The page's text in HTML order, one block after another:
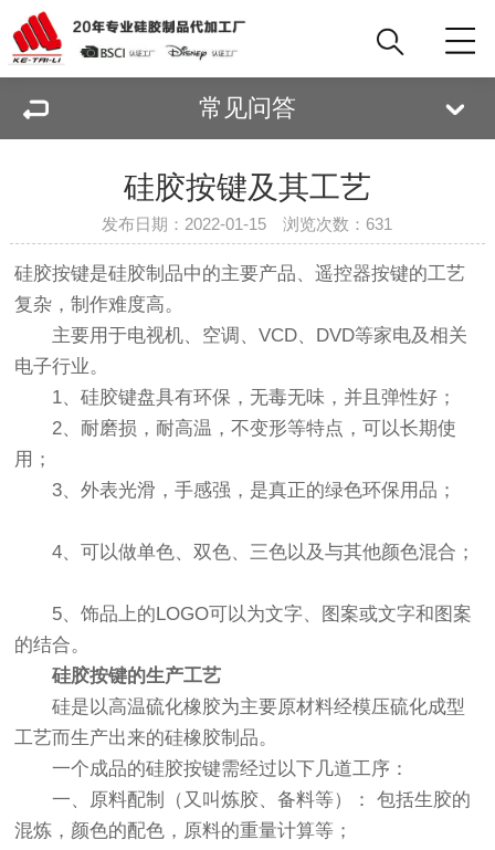
常见问答
硅胶按键及其工艺
发布日期：2022-01-15 浏览次数： 631
硅胶按键是硅胶制品中的主要产品、遥控器按键的工艺
复杂，制作难度高。
主要用于电视机、空调、VCD、DVD等家电及相关
电子行业。
1、硅胶键盘具有环保，无毒无味，并且弹性好；
2、耐磨损，耐高温，不变形等特点，可以长期使
用；
3、外表光滑，手感强，是真正的绿色环保用品；
4、可以做单色、双色、三色以及与其他颜色混合；
5、饰品上的LOGO可以为文字、图案或文字和图案
的结合。
硅胶按键的生产工艺
硅是以高温硫化橡胶为主要原材料经模压硫化成型
工艺而生产出来的硅橡胶制品。
一个成品的硅胶按键需经过以下几道工序：
一、原料配制（又叫炼胶、备料等）： 包括生胶的
混炼，颜色的配色，原料的重量计算等；